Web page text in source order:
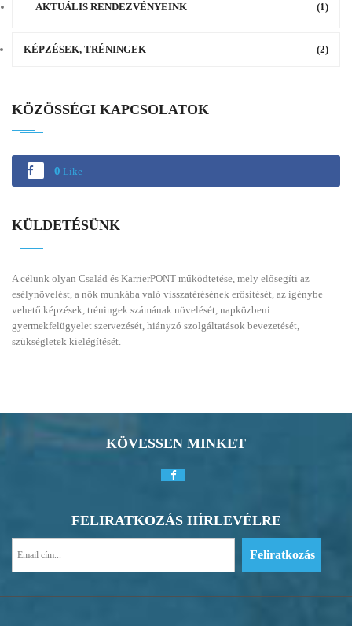
AKTUÁLIS RENDEZVÉNYEINK (1)
KÉPZÉSEK, TRÉNINGEK (2)
KÖZÖSSÉGI KAPCSOLATOK
0 Like
KÜLDETÉSÜNK
A célunk olyan Család és KarrierPONT működtetése, mely elősegíti az
esélynövelést, a nők munkába való visszatérésének erősítését, az igénybe
vehető képzések, tréningek számának növelését, napközbeni
gyermekfelügyelet szervezését, hiányzó szolgáltatások bevezetését,
szükségletek kielégítését.
KÖVESSEN MINKET
FELIRATKOZÁS HÍRLEVÉLRE